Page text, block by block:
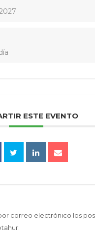
ESTE EVENTO
correo electrónico los